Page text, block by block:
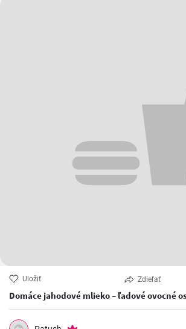
Uložiť Zdieľať
Domáce jahodové mlieko – ľadové ovocné